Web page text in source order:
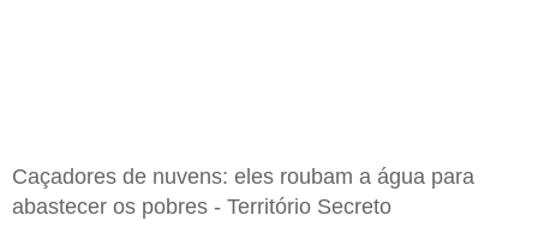
Caçadores de nuvens: eles roubam a água para
abastecer os pobres - Território Secreto